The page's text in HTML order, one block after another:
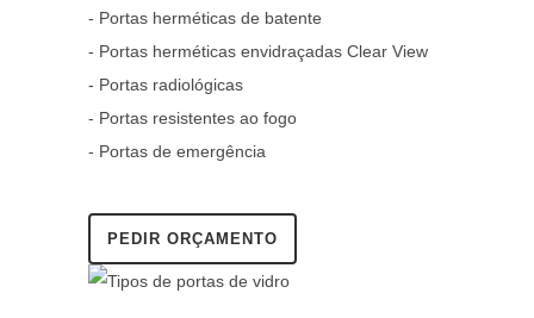
- Portas herméticas de batente
- Portas herméticas envidraçadas Clear View
- Portas radiológicas
- Portas resistentes ao fogo
- Portas de emergência
PEDIR ORÇAMENTO